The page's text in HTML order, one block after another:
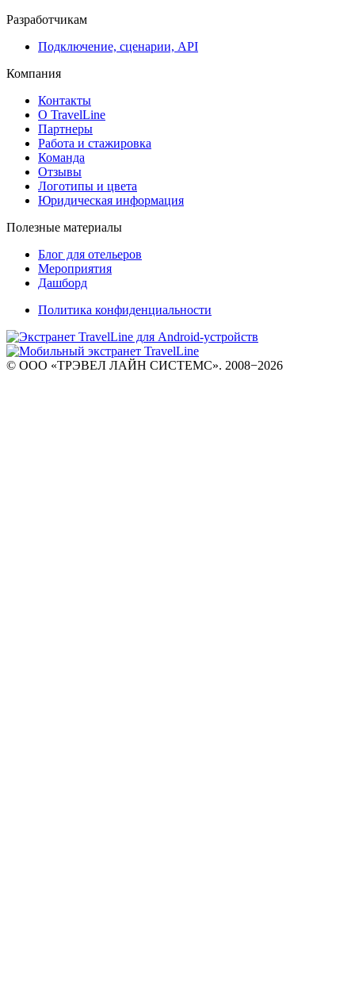
Разработчикам
Подключение, сценарии, API
Компания
Контакты
О TravelLine
Партнеры
Работа и стажировка
Команда
Отзывы
Логотипы и цвета
Юридическая информация
Полезные материалы
Блог для отельеров
Мероприятия
Дашборд
Политика конфиденциальности
© ООО «ТРЭВЕЛ ЛАЙН СИСТЕМС». 2008−2026